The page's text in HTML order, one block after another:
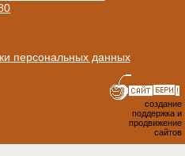
персональных данных
создание
поддержка и
продвижение
сайтов